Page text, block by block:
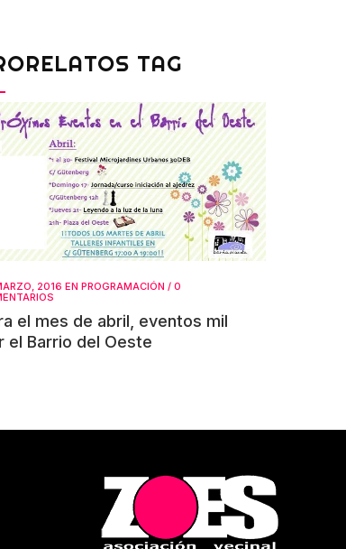
TAG
2016 EN PROGRAMACIÓN / 0
el mes de abril, eventos mil
el Barrio del Oeste